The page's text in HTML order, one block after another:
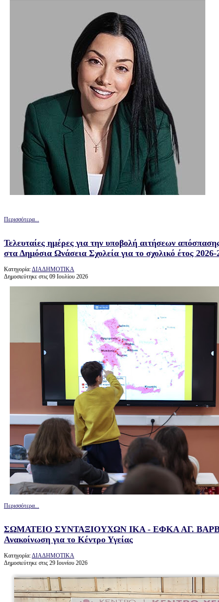
Περισσότερα...
Τελευταίες ημέρες για την υποβολή αιτήσεων
στα Δημόσια Ωνάσεια Σχολεία για το σχολικό έτος 2026-
Κατηγορία:ΔΙΑΔΗΜΟΤΙΚΑ
Δημοσιεύτηκε στις 09 Ιουλίου 2026
Περισσότερα...
ΣΩΜΑΤΕΙΟ ΣΥΝΤΑΞΙΟΥΧΩΝ ΙΚΑ - ΕΦΚΑ ΑΓ.
Ανακοίνωση για το Κέντρο Υγείας
Κατηγορία:ΔΙΑΔΗΜΟΤΙΚΑ
Δημοσιεύτηκε στις 29 Ιουνίου 2026